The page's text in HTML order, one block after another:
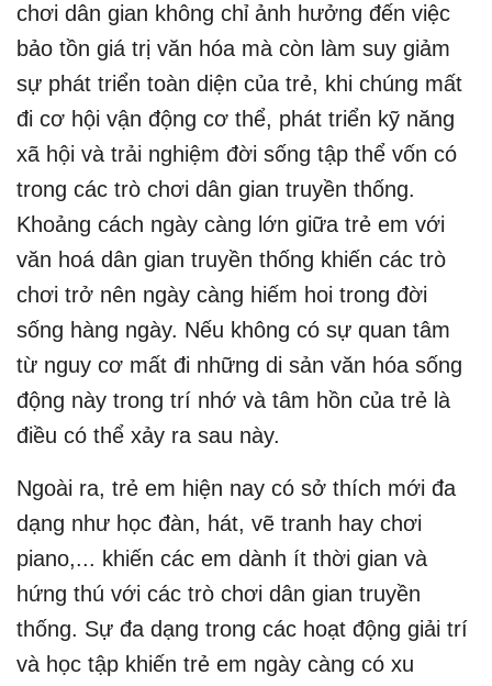
chơi dân gian không chỉ ảnh hưởng đến việc
bảo tồn giá trị văn hóa mà còn làm suy giảm
sự phát triển toàn diện của trẻ, khi chúng mất
đi cơ hội vận động cơ thể, phát triển kỹ năng
xã hội và trải nghiệm đời sống tập thể vốn có
trong các trò chơi dân gian truyền thống.
Khoảng cách ngày càng lớn giữa trẻ em với
văn hoá dân gian truyền thống khiến các trò
chơi trở nên ngày càng hiếm hoi trong đời
sống hàng ngày. Nếu không có sự quan tâm
từ nguy cơ mất đi những di sản văn hóa sống
động này trong trí nhớ và tâm hồn của trẻ là
điều có thể xảy ra sau này.
Ngoài ra, trẻ em hiện nay có sở thích mới đa
dạng như học đàn, hát, vẽ tranh hay chơi
piano,... khiến các em dành ít thời gian và
hứng thú với các trò chơi dân gian truyền
thống. Sự đa dạng trong các hoạt động giải trí
và học tập khiến trẻ em ngày càng có xu